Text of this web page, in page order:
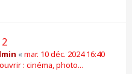
«mar. 10 déc. 2024 16:40
: cinéma, photo...